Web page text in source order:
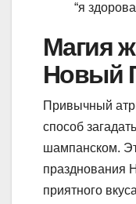
“я
Магия
Новый
Привычный
способ
шампанском.
празднования
приятного